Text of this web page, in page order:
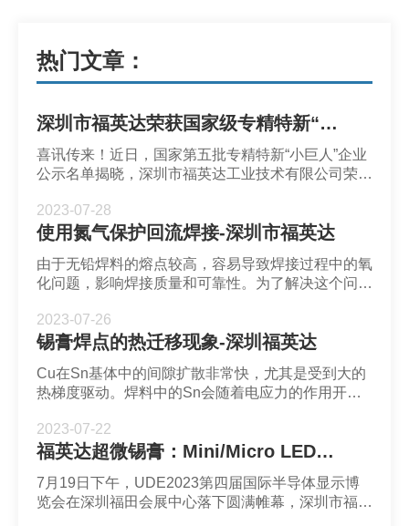
热门文章：
深圳市福英达荣获国家级专精特新“小巨人”企业称号
喜讯传来！近日，国家第五批专精特新“小巨人”企业
公示名单揭晓，深圳市福英达工业技术有限公司荣获
2023-07-28
使用氮气保护回流焊接-深圳市福英达
由于无铅焊料的熔点较高，容易导致焊接过程中的氧
化问题，影响焊接质量和可靠性。为了解决这个问
境，阻断空气进入，减少氧化反应的发生。
2023-07-26
锡膏焊点的热迁移现象-深圳福英达
Cu在Sn基体中的间隙扩散非常快，尤其是受到大的
热梯度驱动。焊料中的Sn会随着电应力的作用开始
2023-07-22
福英达超微锡膏：Mini/Micro LED新型显示的性能材料创新
7月19日下午，UDE2023第四届国际半导体显示博
览会在深圳福田会展中心落下圆满帷幕，深圳市福英